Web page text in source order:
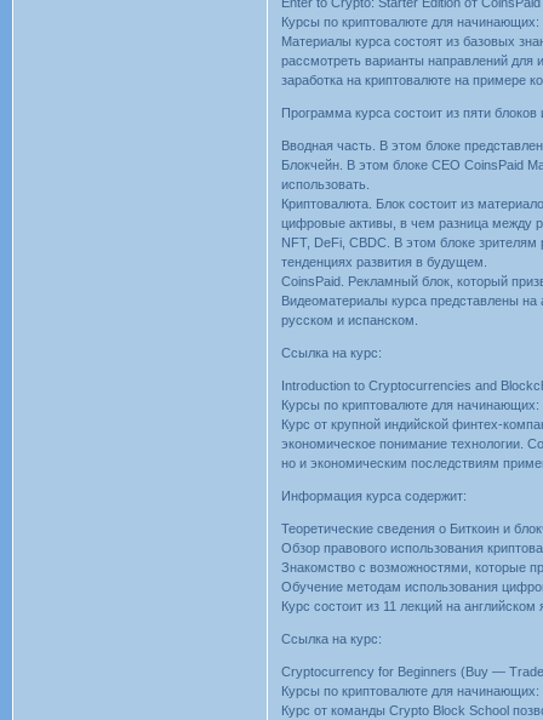
Курсы по криптовалюте для начинающих:
Материалы курса состоят из базовых
рассмотреть варианты направлений
заработка на криптовалюте на примере
Программа курса состоит из пяти
Вводная часть. В этом блоке
Блокчейн. В этом блоке CEO CoinsPaid
использовать.
Криптовалюта. Блок состоит из
цифровые активы, в чем разница между
NFT, DeFi, CBDC. В этом блоке
тенденциях развития в будущем.
CoinsPaid. Рекламный блок, который
Видеоматериалы курса представлены на
русском и испанском.
Ссылка на курс:
Introduction to Cryptocurrencies and
Курсы по криптовалюте для начинающих:
Курс от крупной индийской финтех-
экономическое понимание технологии.
но и экономическим последствиям
Информация курса содержит:
Теоретические сведения о Биткоин и
Обзор правового использования
Знакомство с возможностями, которые
Обучение методам использования
Курс состоит из 11 лекций на
Ссылка на курс:
Cryptocurrency for Beginners (Buy —
Курсы по криптовалюте для начинающих:
Курс от команды Crypto Block School